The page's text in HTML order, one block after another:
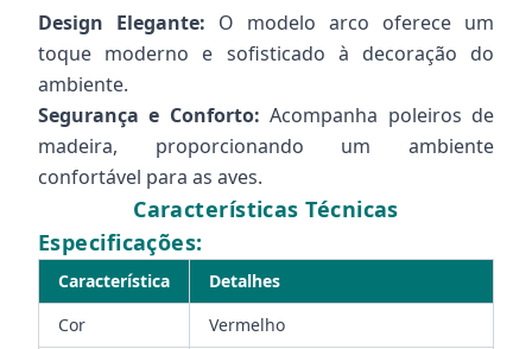
Design Elegante: O modelo arco oferece um
toque moderno e sofisticado à decoração do
ambiente.
Segurança e Conforto: Acompanha poleiros de
madeira, proporcionando um ambiente
confortável para as aves.
Características Técnicas
Especificações:
Característica
Detalhes
Cor
Vermelho